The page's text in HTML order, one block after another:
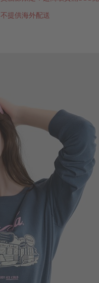
不提供海外配送